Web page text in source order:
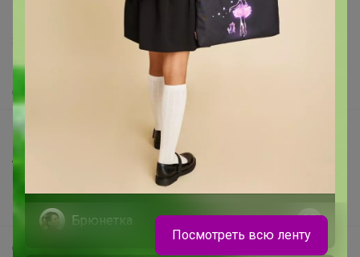
Написать в поддержку
Защита покупателя
Помощь
О нас
Все предложения
Анонсы
Новости
Поддержка альпак
Самое выгодное
Брюнетка
Посмотреть всю ленту